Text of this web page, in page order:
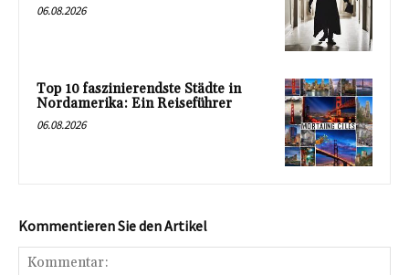
06.08.2026
Top 10 faszinierendste Städte in
Nordamerika: Ein Reiseführer
06.08.2026
Kommentieren Sie den Artikel